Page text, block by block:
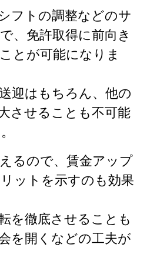
フトの調整などのサ
、免許取得に前向き
とが可能になりま
迎はもちろん、他の
させることも不可能
るので、賃金アップ
ットを示すのも効果
を徹底させることも
を開くなどの工夫が